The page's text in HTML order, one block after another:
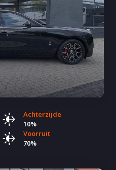
Achterzijde
10%
Voorruit
70%